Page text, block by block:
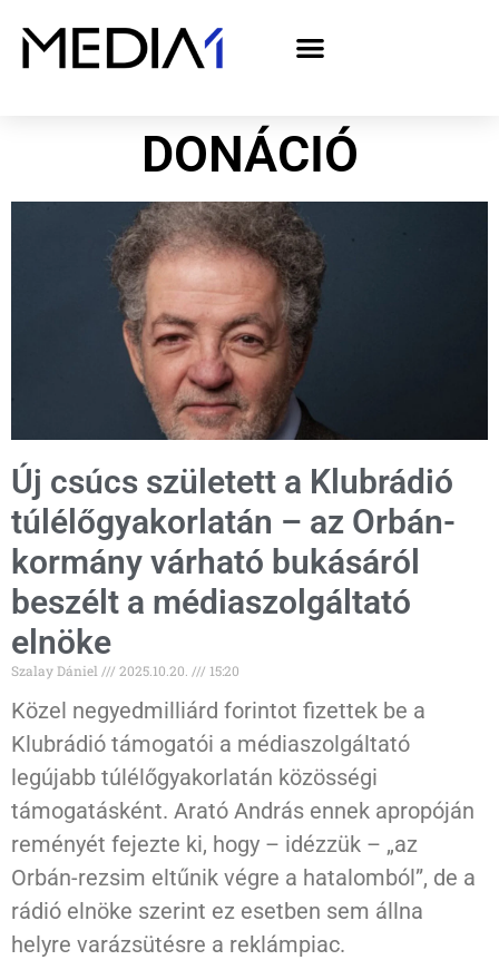
DONÁCIÓ
Új csúcs született a Klubrádió
túlélőgyakorlatán – az Orbán-
kormány várható bukásáról
beszélt a médiaszolgáltató
elnöke
Szalay Dániel 2025.10.20. 15:20
Közel negyedmilliárd forintot fizettek be a
Klubrádió támogatói a médiaszolgáltató
legújabb túlélőgyakorlatán közösségi
támogatásként. Arató András ennek apropóján
reményét fejezte ki, hogy – idézzük – „az
Orbán-rezsim eltűnik végre a hatalomból”, de a
rádió elnöke szerint ez esetben sem állna
helyre varázsütésre a reklámpiac.